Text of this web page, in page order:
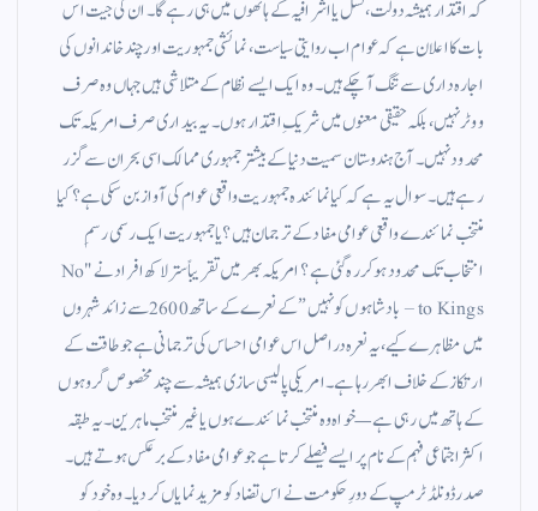
کہ اقتدار ہمیشہ دولت، نسل یا اشرافیہ کے ہاتھوں میں ہی رہے گا۔ ان کی جیت اس
بات کا اعلان ہے کہ عوام اب روایتی سیاست، نمائشی جمہوریت اور چند خاندانوں کی
اجارہ داری سے تنگ آ چکے ہیں۔ وہ ایک ایسے نظام کے متلاشی ہیں جہاں وہ صرف
ووٹر نہیں، بلکہ حقیقی معنوں میں شریکِ اقتدار ہوں۔ یہ بیداری صرف امریکہ تک
محدود نہیں۔ آج ہندوستان سمیت دنیا کے بیشتر جمہوری ممالک اسی بحران سے گزر
رہے ہیں۔ سوال یہ ہے کہ کیا نمائندہ جمہوریت واقعی عوام کی آواز بن سکی ہے؟ کیا
منتخب نمائندے واقعی عوامی مفاد کے ترجمان ہیں؟ یا جمہوریت ایک رسمی رسمِ
انتخاب تک محدود ہو کر رہ گئی ہے؟ امریکہ بھر میں تقریباً ستر لاکھ افراد نے "No
to Kings – بادشاہوں کو نہیں” کے نعرے کے ساتھ 2600 سے زائد شہروں
میں مظاہرے کیے،یہ نعرہ دراصل اس عوامی احساس کی ترجمانی ہے جو طاقت کے
ارتکاز کے خلاف ابھر رہا ہے۔ امریکی پالیسی سازی ہمیشہ سے چند مخصوص گروہوں
کے ہاتھ میں رہی ہے — خواہ وہ منتخب نمائندے ہوں یا غیر منتخب ماہرین۔ یہ طبقہ
اکثر اجتماعی فہم کے نام پر ایسے فیصلے کرتا ہے جو عوامی مفاد کے برعکس ہوتے ہیں۔
صدر ڈونلڈ ٹرمپ کے دورِ حکومت نے اس تضاد کو مزید نمایاں کر دیا۔ وہ خود کو